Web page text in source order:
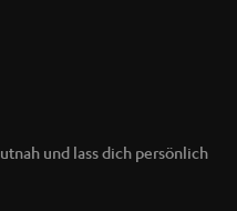
und lass dich persönlich